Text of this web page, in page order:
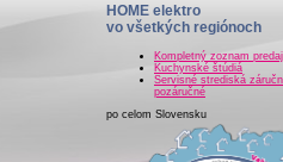
HOME elektro
vo všetkých regiónoch
Kompletný zoznam
Kuchynské štúdiá
Servisné strediská
pozáručné
po celom Slovensku